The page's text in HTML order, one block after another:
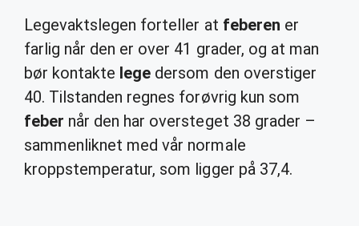
Legevaktslegen forteller at feberen er
farlig når den er over 41 grader, og at man
bør kontakte lege dersom den overstiger
40. Tilstanden regnes forøvrig kun som
feber når den har oversteget 38 grader –
sammenliknet med vår normale
kroppstemperatur, som ligger på 37,4.